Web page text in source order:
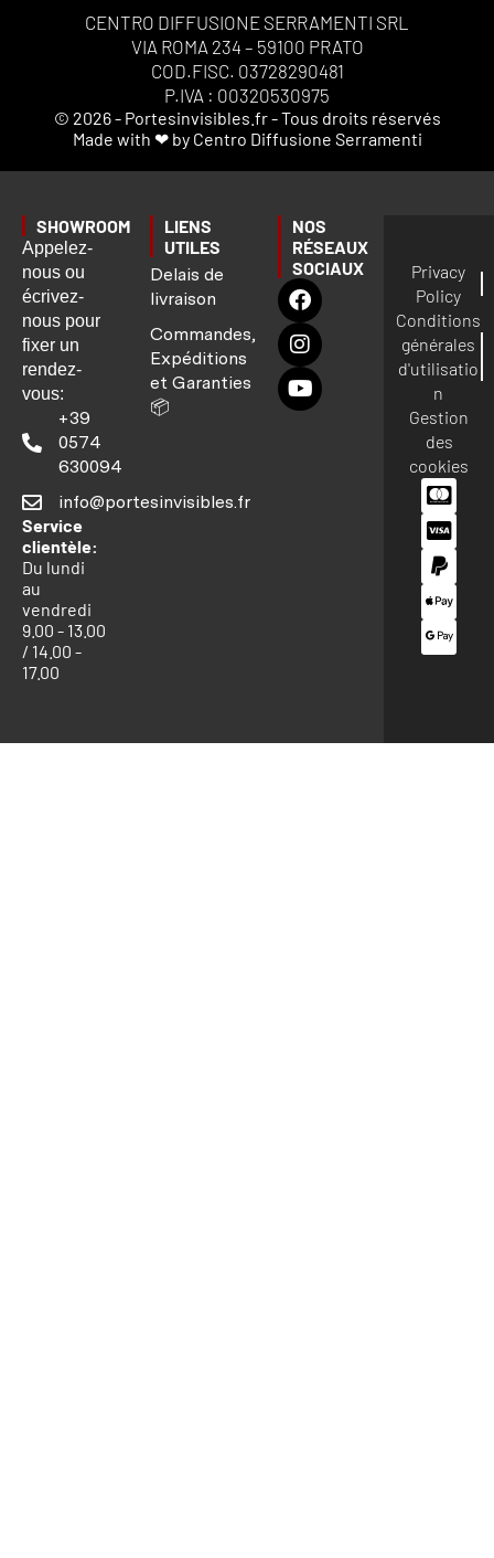
CENTRO DIFFUSIONE SERRAMENTI SRL
VIA ROMA 234 – 59100 PRATO
COD.FISC. 03728290481
P.IVA : 00320530975
© 2026 - Portesinvisibles.fr - Tous droits réservés
Made with ❤ by Centro Diffusione Serramenti
SHOWROOM
Appelez-
nous ou
écrivez-
nous pour
fixer un
rendez-
vous:
+39
0574
630094
info@portesinvisibles.fr
Service
clientèle:
Du lundi
au
vendredi
9.00 - 13.00
/ 14.00 -
17.00
LIENS
UTILES
Delais de
livraison
Commandes,
Expéditions
et Garanties
📦
NOS
RÉSEAUX
SOCIAUX
Privacy
Policy
Conditions
générales
d'utilisatio
n
Gestion
des
cookies